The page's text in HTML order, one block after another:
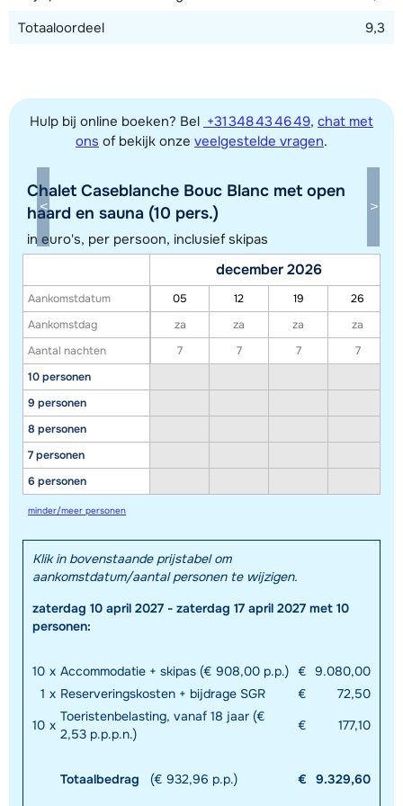
Toon alle accommodaties in dit gebied
Deze kaart geeft een indicatie van de ligging van onze accommodaties. De
exacte locatie kan enigszins afwijken.
Totaaloordeel
9,3
Hulp bij online boeken? Bel +31 348 43 46 49, chat met
ons of bekijk onze veelgestelde vragen.
Chalet Caseblanche Bouc Blanc met open
haard en sauna (10 pers.)
in euro's, per persoon, inclusief skipas
Aankomstdatum
Aankomstdag
Aantal nachten
10 personen
9 personen
8 personen
7 personen
6 personen
december 2026
05 12 19
26
za
za za
za
7
7 7 7
minder/meer personen
Klik in bovenstaande prijstabel om
aankomstdatum/aantal personen te wijzigen.
zaterdag 10 april 2027 - zaterdag 17 april 2027 met 10
personen:
10 x Accommodatie + skipas (€ 908,00 p.p.) € 9.080,00
1 x Reserveringskosten + bijdrage SGR €
72,50
10 x
Toeristenbelasting, vanaf 18 jaar (€
2,53 p.p.p.n.)
€ 177,10
Totaalbedrag (€ 932,96 p.p.) € 9.329,60